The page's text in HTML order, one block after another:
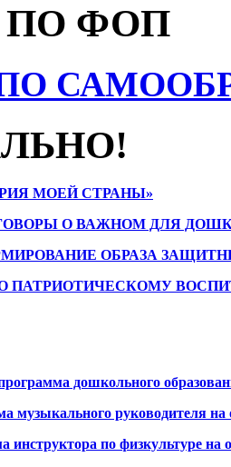
ФОП
МОЕЙ СТРАНЫ»
О ВАЖНОМ ДЛЯ
ОБРАЗА
ПАТРИОТИЧЕСКОМУ
дошкольного
музыкального руководителя
инструктора по физкультуре